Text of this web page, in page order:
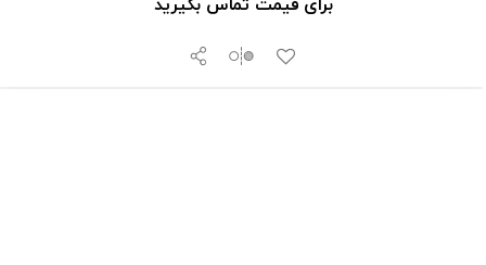
برای قیمت تماس بگیرید